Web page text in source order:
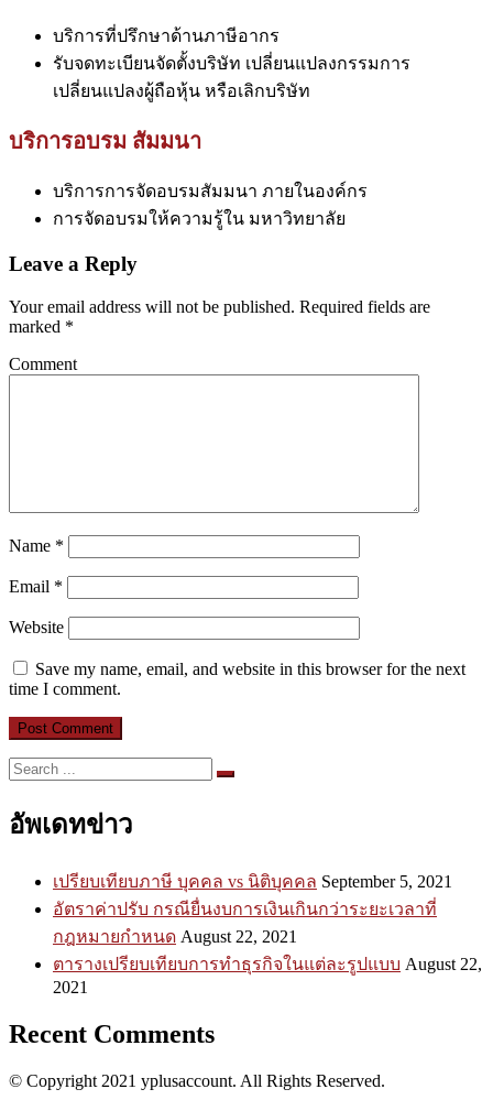
บริการที่ปรึกษาด้านภาษีอากร
รับจดทะเบียนจัดตั้งบริษัท เปลี่ยนแปลงกรรมการ
เปลี่ยนแปลงผู้ถือหุ้น หรือเลิกบริษัท
บริการอบรม สัมมนา
บริการการจัดอบรมสัมมนา ภายในองค์กร
การจัดอบรมให้ความรู้ใน มหาวิทยาลัย
Leave a Reply
Your email address will not be published. Required fields are
marked *
Comment
Name *
Email *
Website
Save my name, email, and website in this browser for the next
time I comment.
Search
for:
อัพเดทข่าว
เปรียบเทียบภาษี บุคคล vs นิติบุคคล September 5, 2021
อัตราค่าปรับ กรณียื่นงบการเงินเกินกว่าระยะเวลาที่
กฎหมายกำหนด August 22, 2021
ตารางเปรียบเทียบการทำธุรกิจในแต่ละรูปแบบ August 22,
2021
Recent Comments
© Copyright 2021 yplusaccount. All Rights Reserved.